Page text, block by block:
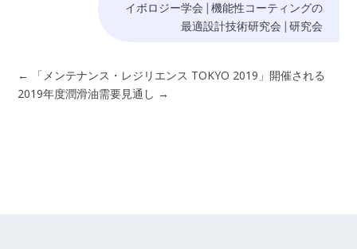
イボロジー学会
機能性コーティングの
最適設計技術研究会
研究会
←
「メンテナンス・レジリエンス TOKYO 2019」開催される
2019年度潤滑油需要見通し →